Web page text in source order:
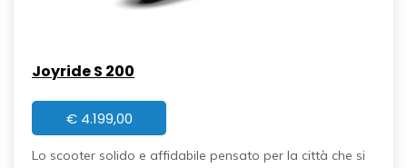
Joyride S 200
€4.199,00
Lo scooter solido e affidabile pensato per la città che si